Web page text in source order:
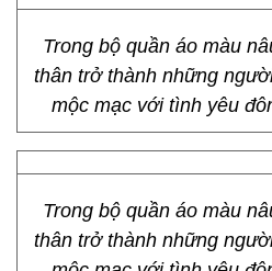
Trong bộ quần áo màu
thân trở thành những
mộc mạc với tình yêu
Trong bộ quần áo màu
thân trở thành những